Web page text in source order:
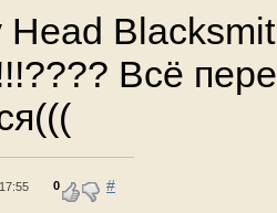
Head
Всё
0 #